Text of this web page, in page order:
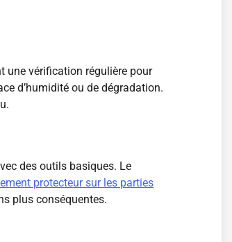
une vérification régulière pour
d’humidité ou de dégradation.
des outils basiques. Le
protecteur sur les parties
plus conséquentes.